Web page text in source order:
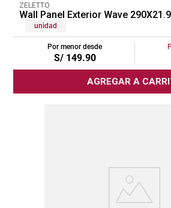
ZELETTO
Wall Panel Exterior Wave
unidad
Por menor desde
S/ 149.90
AGREGAR A